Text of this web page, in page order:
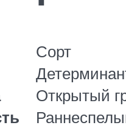
Сорт
Открытый